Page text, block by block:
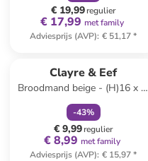
€ 19,99regulier
€ 17,99 met family
Adviesprijs (AVP): € 51,17*
Clayre & Eef
Broodmand beige - (H)16 x Ø
15 cm
-43%
€ 9,99regulier
€ 8,99 met family
Adviesprijs (AVP): € 15,97*